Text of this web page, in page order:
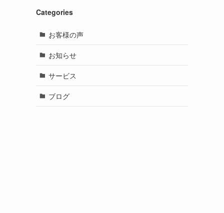
Categories
お客様の声
お知らせ
サービス
ブログ